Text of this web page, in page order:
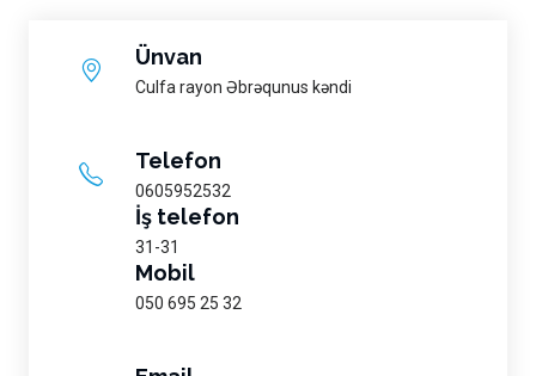
Ünvan
Culfa rayon Əbrəqunus kəndi
Telefon
0605952532
İş telefon
31-31
Mobil
050 695 25 32